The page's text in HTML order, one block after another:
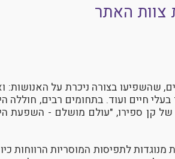
האתר
שהשפיעו בצורה ניכרת על האנושות:
חיים ועוד. בתחומים רבים, חוללה
קן ספירו, "עולם מושלם - השפעת
לתפיסות המוסריות הרווחות